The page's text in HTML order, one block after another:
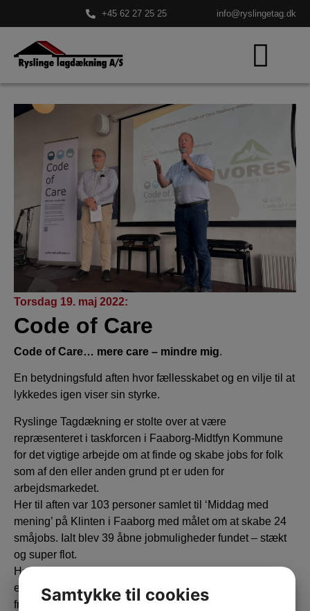
+45 62 27 25 25 info@ryslingetag.dk
Torsdag 19. maj 2022:
Code of Care
Code of Care… mere care – mindre mig.
En betydningsfuld aften hvor fællesskabet og en vilje til at
lykkedes igen viser sin styrke.
Ryslinge Tagdækning er stolte over at være
repræsenteret i taskforcen i Faaborg-Midtfyn Kommune
for det vigtige arbejde om at finde og skabe jobs for folk
som af den eller anden grund pt er uden for
arbejdsmarkedet.
Her til aften var 103 personer samlet til ‘Middag med
mening’ på Klinten i Faaborg med målet om at skabe 24
småjobs. Ialt blev 39 åbne jobmuligheder fundet – stækt
og super flot.
Hos os selv blev det til en mulighed for evt at skabe et
eller flere småjobs som kan bidrage til at ‘handle ind, lave
frokost, rengøring på kontor, tilbudsbehandling mm’.
Samtykke til cookies